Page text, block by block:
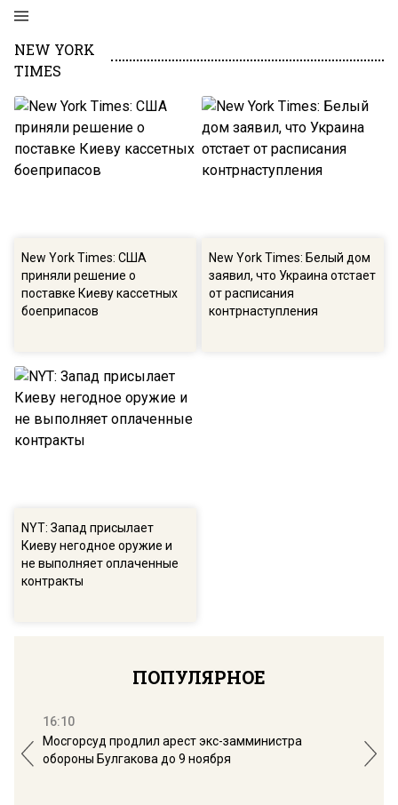
NEW YORK
TIMES
New York Times: США
приняли решение о
поставке Киеву кассетных
боеприпасов
New York Times: Белый дом
заявил, что Украина отстает
от расписания
контрнаступления
NYT: Запад присылает
Киеву негодное оружие и
не выполняет оплаченные
контракты
ПОПУЛЯРНОЕ
16:10
Мосгорсуд продлил арест экс-замминистра
обороны Булгакова до 9 ноября